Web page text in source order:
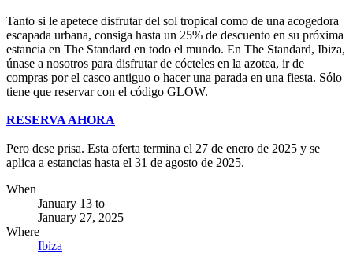
Tanto si le apetece disfrutar del sol tropical como de una acogedora
escapada urbana, consiga hasta un 25% de descuento en su próxima
estancia en The Standard en todo el mundo. En The Standard, Ibiza,
únase a nosotros para disfrutar de cócteles en la azotea, ir de
compras por el casco antiguo o hacer una parada en una fiesta. Sólo
tiene que reservar con el código GLOW.
RESERVA AHORA
Pero dese prisa. Esta oferta termina el 27 de enero de 2025 y se
aplica a estancias hasta el 31 de agosto de 2025.
When
January 13 to
January 27, 2025
Where
Ibiza